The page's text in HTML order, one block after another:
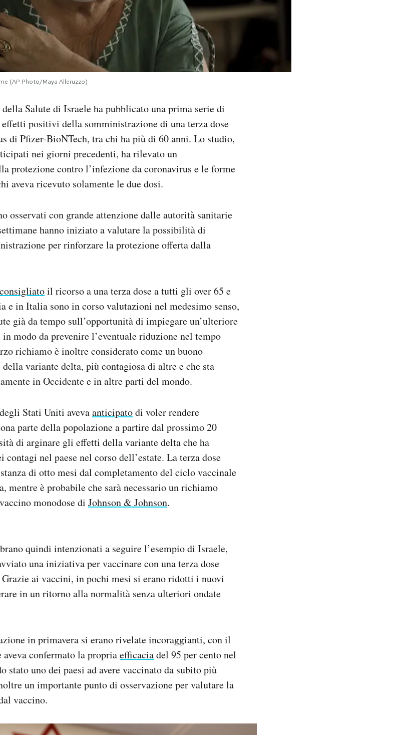
(AP Photo/Maya Alleruzzo)
Salute di Israele ha pubblicato una prima serie di
positivi della somministrazione di una terza dose
di Pfizer-BioNTech, tra chi ha più di 60 anni. Lo studio,
nei giorni precedenti, ha rilevato un
protezione contro l’infezione da coronavirus e le forme
aveva ricevuto solamente le due dosi.
osservati con grande attenzione dalle autorità sanitarie
hanno iniziato a valutare la possibilità di
per rinforzare la protezione offerta dalla
consigliatoil ricorso a una terza dose a tutti gli over 65 e
e in Italia sono in corso valutazioni nel medesimo senso,
già da tempo sull’opportunità di impiegare un’ulteriore
modo da prevenire l’eventuale riduzione nel tempo
richiamo è inoltre considerato come un buono
variante delta, più contagiosa di altre e che sta
in Occidente e in altre parti del mondo.
Stati Uniti avevaanticipatodi voler rendere
parte della popolazione a partire dal prossimo 20
di arginare gli effetti della variante delta che ha
contagi nel paese nel corso dell’estate. La terza dose
di otto mesi dal completamento del ciclo vaccinale
mentre è probabile che sarà necessario un richiamo
monodose di Johnson & Johnson.
quindi intenzionati a seguire l’esempio di Israele,
una iniziativa per vaccinare con una terza dose
ai vaccini, in pochi mesi si erano ridotti i nuovi
in un ritorno alla normalità senza ulteriori ondate
in primavera si erano rivelate incoraggianti, con il
confermato la propriaefficaciadel 95 per cento nel
stato uno dei paesi ad avere vaccinato da subito più
un importante punto di osservazione per valutare la
vaccino.